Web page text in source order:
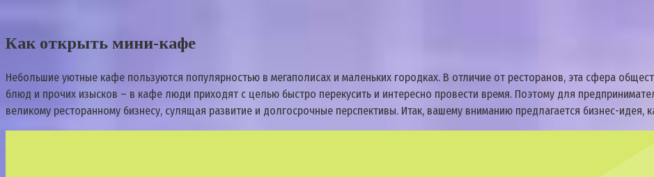
Как открыть мини-кафе
Небольшие уютные кафе пользуются популярностью в мегаполисах и маленьких городках. В отличие от ресторанов, эта сфера
блюд и прочих изысков – в кафе люди приходят с целью быстро перекусить и интересно провести время. Поэтому для
великому ресторанному бизнесу, сулящая развитие и долгосрочные перспективы. Итак, вашему вниманию предлагается бизнес-идея,